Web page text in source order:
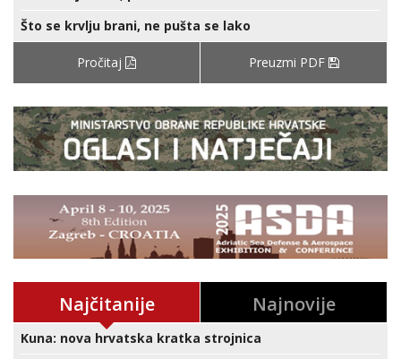
Što se krvlju brani, ne pušta se lako
Pročitaj Preuzmi PDF
Najčitanije Najnovije
Kuna: nova hrvatska kratka strojnica